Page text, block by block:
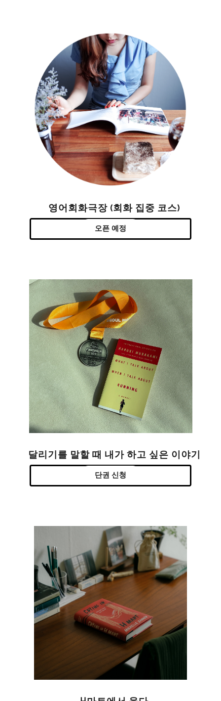
영어회화극장 (회화 집중 코스)
오픈 예정
달리기를 말할 때 내가 하고 싶은 이야기
단권 신청